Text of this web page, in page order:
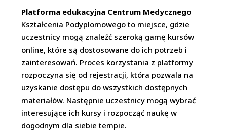
Platforma edukacyjna Centrum Medycznego
Kształcenia Podyplomowego to miejsce, gdzie
uczestnicy mogą znaleźć szeroką gamę kursów
online, które są dostosowane do ich potrzeb i
zainteresowań. Proces korzystania z platformy
rozpoczyna się od rejestracji, która pozwala na
uzyskanie dostępu do wszystkich dostępnych
materiałów. Następnie uczestnicy mogą wybrać
interesujące ich kursy i rozpocząć naukę w
dogodnym dla siebie tempie.